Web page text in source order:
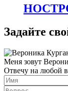
Задайте
Меня зовут
Отвечу на любой